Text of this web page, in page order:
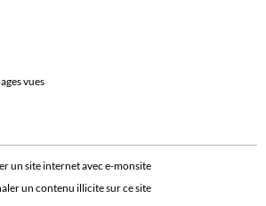
vues
un site internet avec e-monsite
un contenu illicite sur ce site